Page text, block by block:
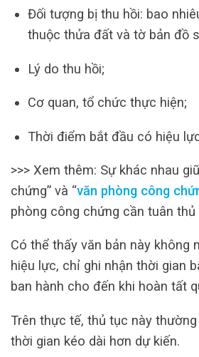
Đối tượng bị thu hồi: bao
thuộc thửa đất và tờ bản đồ
Lý do thu hồi;
Cơ quan, tổ chức thực hiện;
Thời điểm bắt đầu có hiệu
>>> Xem thêm: Sự khác nhau
chứng” và “văn phòng công
phòng công chứng cần tuân thủ
Có thể thấy văn bản này không
hiệu lực, chỉ ghi nhận thời gian
ban hành cho đến khi hoàn tất
Trên thực tế, thủ tục này
thời gian kéo dài hơn dự kiến.